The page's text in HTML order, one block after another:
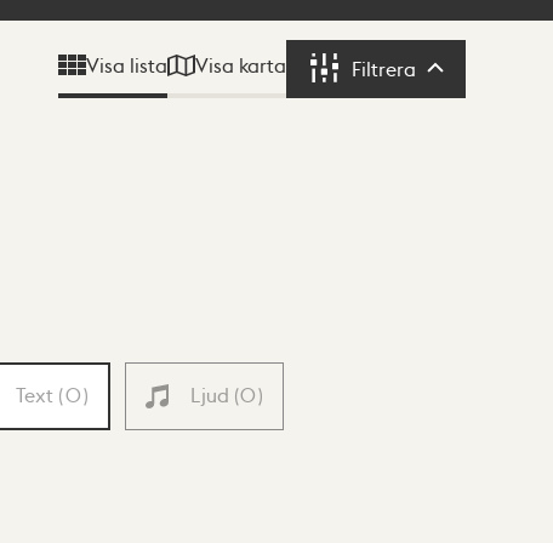
Visa lista Visa karta Filtrera Filtrera
Text (0) Ljud (0)